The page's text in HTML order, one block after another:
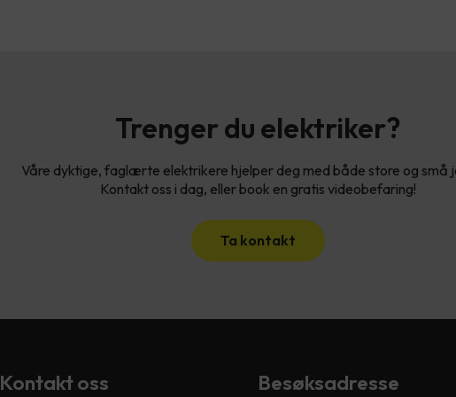
Trenger du elektriker?
Våre dyktige, faglærte elektrikere hjelper deg med både store og små
Kontakt oss i dag, eller book en gratis videobefaring!
Ta kontakt
Kontakt oss Besøksadresse